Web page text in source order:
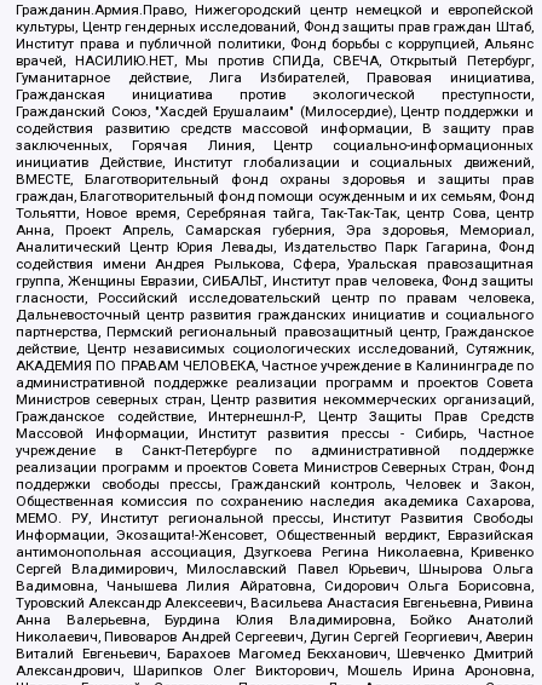
Гражданин.Армия.Право, Нижегородский центр немецкой и европейской
культуры, Центр гендерных исследований, Фонд защиты прав граждан Штаб,
Институт права и публичной политики, Фонд борьбы с коррупцией, Альянс
врачей, НАСИЛИЮ.НЕТ, Мы против СПИДа, СВЕЧА, Открытый Петербург,
Гуманитарное действие, Лига Избирателей, Правовая инициатива,
Гражданская инициатива против экологической преступности,
Гражданский Союз, "Хасдей Ерушалаим" (Милосердие), Центр поддержки и
содействия развитию средств массовой информации, В защиту прав
заключенных, Горячая Линия, Центр социально-информационных
инициатив Действие, Институт глобализации и социальных движений,
ВМЕСТЕ, Благотворительный фонд охраны здоровья и защиты прав
граждан, Благотворительный фонд помощи осужденным и их семьям, Фонд
Тольятти, Новое время, Серебряная тайга, Так-Так-Так, центр Сова, центр
Анна, Проект Апрель, Самарская губерния, Эра здоровья, Мемориал,
Аналитический Центр Юрия Левады, Издательство Парк Гагарина, Фонд
содействия имени Андрея Рылькова, Сфера, Уральская правозащитная
группа, Женщины Евразии, СИБАЛЬТ, Институт прав человека, Фонд защиты
гласности, Российский исследовательский центр по правам человека,
Дальневосточный центр развития гражданских инициатив и социального
партнерства, Пермский региональный правозащитный центр, Гражданское
действие, Центр независимых социологических исследований, Сутяжник,
АКАДЕМИЯ ПО ПРАВАМ ЧЕЛОВЕКА, Частное учреждение в Калининграде по
административной поддержке реализации программ и проектов Совета
Министров северных стран, Центр развития некоммерческих организаций,
Гражданское содействие, Интернешнл-Р, Центр Защиты Прав Средств
Массовой Информации, Институт развития прессы - Сибирь, Частное
учреждение в Санкт-Петербурге по административной поддержке
реализации программ и проектов Совета Министров Северных Стран, Фонд
поддержки свободы прессы, Гражданский контроль, Человек и Закон,
Общественная комиссия по сохранению наследия академика Сахарова,
МЕМО. РУ, Институт региональной прессы, Институт Развития Свободы
Информации, Экозащита!-Женсовет, Общественный вердикт, Евразийская
антимонопольная ассоциация, Дзугкоева Регина Николаевна, Кривенко
Сергей Владимирович, Милославский Павел Юрьевич, Шнырова Ольга
Вадимовна, Чанышева Лилия Айратовна, Сидорович Ольга Борисовна,
Туровский Александр Алексеевич, Васильева Анастасия Евгеньевна, Ривина
Анна Валерьевна, Бурдина Юлия Владимировна, Бойко Анатолий
Николаевич, Пивоваров Андрей Сергеевич, Дугин Сергей Георгиевич, Аверин
Виталий Евгеньевич, Барахоев Магомед Бекханович, Шевченко Дмитрий
Александрович, Шарипков Олег Викторович, Мошель Ирина Ароновна,